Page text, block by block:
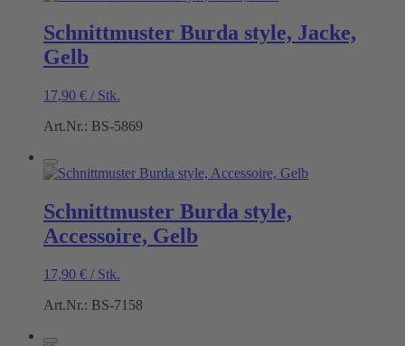
Schnittmuster Burda style, Jacke,
Gelb
17,90 € / Stk.
Art.Nr.: BS-5869
Schnittmuster Burda style,
Accessoire, Gelb
17,90 € / Stk.
Art.Nr.: BS-7158